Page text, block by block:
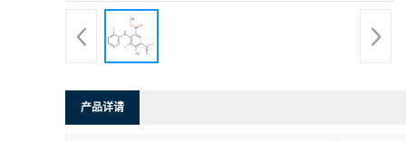
产品详请